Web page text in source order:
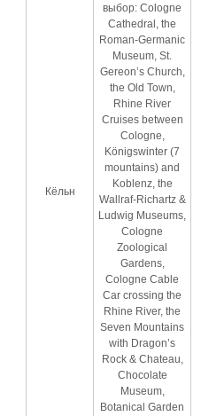
Кёльн
выбор: Cologne
Cathedral, the
Roman-Germanic
Museum, St.
Gereon’s Church,
the Old Town,
Rhine River
Cruises between
Cologne,
Königswinter (7
mountains) and
Koblenz, the
Wallraf-Richartz &
Ludwig Museums,
Cologne
Zoological
Gardens,
Cologne Cable
Car crossing the
Rhine River, the
Seven Mountains
with Dragon’s
Rock & Chateau,
Chocolate
Museum,
Botanical Garden